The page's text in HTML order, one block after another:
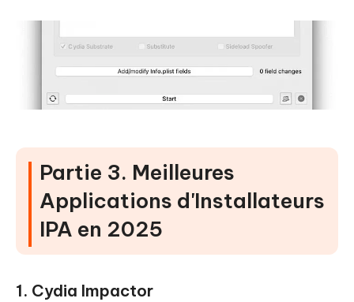
Partie 3. Meilleures
Applications d'Installateurs
IPA en 2025
1. Cydia Impactor